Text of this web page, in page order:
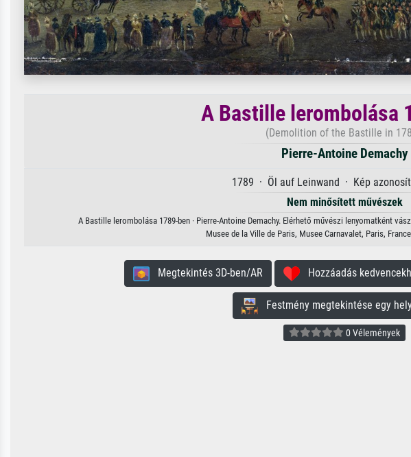
A Bastille lerombolása
(Demolition of the Bastille in
Pierre-Antoine Demachy
1789 · Öl auf Leinwand · Kép
Nem minősített művészek
A Bastille lerombolása 1789-ben · Pierre-Antoine Demachy. Elérhető művészi lenyomatként
Musee de la Ville de Paris, Musee Carnavalet, Paris,
Megtekintés 3D-ben/AR Hozzáadás
Festmény megtekintése egy
0 Vélemények